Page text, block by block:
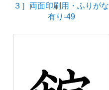
３］両面印刷用・ふりがな
有り-49